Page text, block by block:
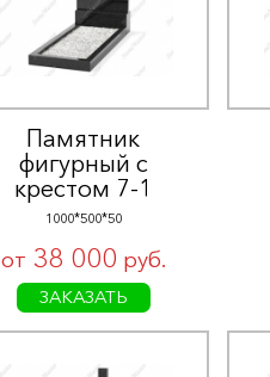
Памятник
фигурный с
крестом 7-1
1000*500*50
от 38 000 руб.
ЗАКАЗАТЬ